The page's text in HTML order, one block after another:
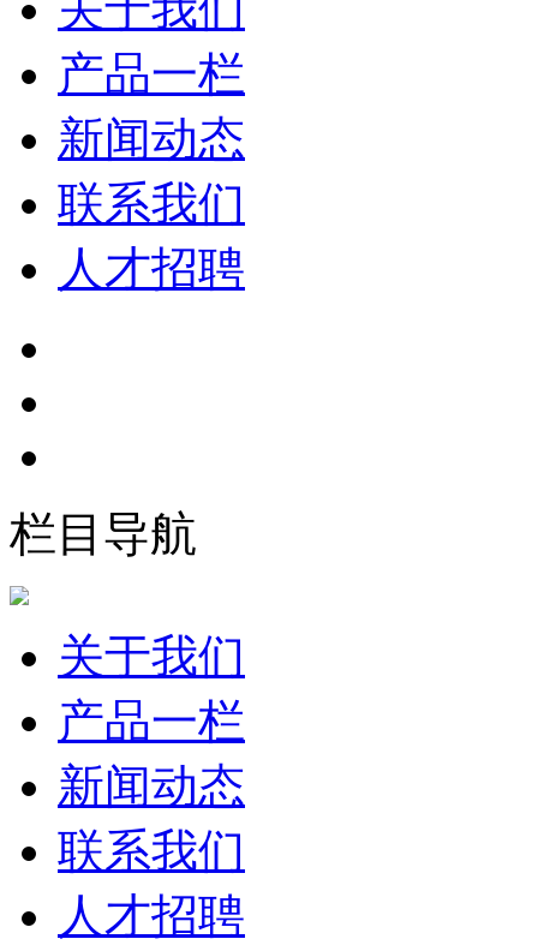
产品一栏
新闻动态
联系我们
人才招聘
栏目导航
关于我们
产品一栏
新闻动态
联系我们
人才招聘